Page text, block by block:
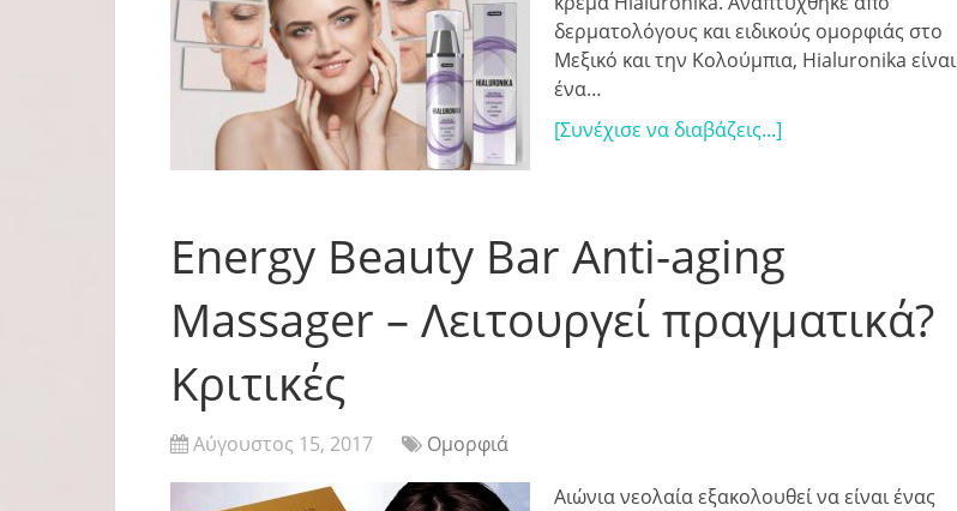
δερματολόγους και ειδικούς ομορφιάς στο
Μεξικό και την Κολούμπια, Hialuronika είναι
ένα…
[Συνέχισε να διαβάζεις...]
Energy Beauty Bar Anti-aging
Massager – Λειτουργεί πραγματικά?
Κριτικές
Αύγουστος 15, 2017
Ομορφιά
Αιώνια νεολαία εξακολουθεί να είναι ένας